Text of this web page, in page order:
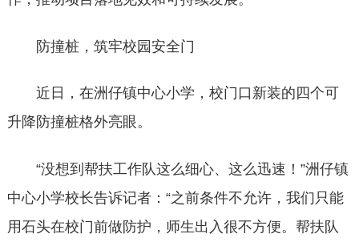
防撞桩，筑牢校园安全门
近日，在洲仔镇中心小学，校门口新装的四个可
升降防撞桩格外亮眼。
“没想到帮扶工作队这么细心、这么迅速！”洲仔镇
中心小学校长告诉记者：“之前条件不允许，我们只能
用石头在校门前做防护，师生出入很不方便。帮扶队